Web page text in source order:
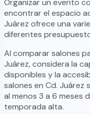
encontrar el espacio
Juárez ofrece una
diferentes
Al comparar salones
Juárez, considera la
disponibles y la
salones en Cd. Juárez
al menos 3 a 6 meses
temporada alta.